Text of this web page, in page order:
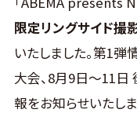
ノ
ア
公
限定リングサイド撮
いたしました。第1弾
大会、8月9日～11
報をお知らせいたしま